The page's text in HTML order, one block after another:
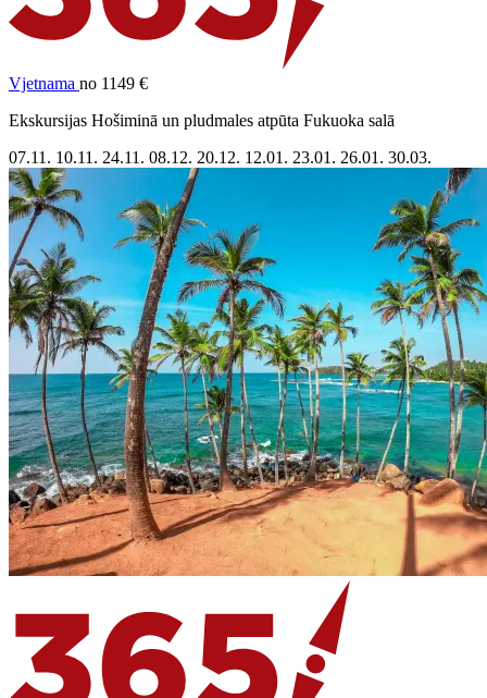
Vjetnama no 1149 €
Ekskursijas Hošiminā un pludmales atpūta Fukuoka salā
07.11. 10.11. 24.11. 08.12. 20.12. 12.01. 23.01. 26.01. 30.03.